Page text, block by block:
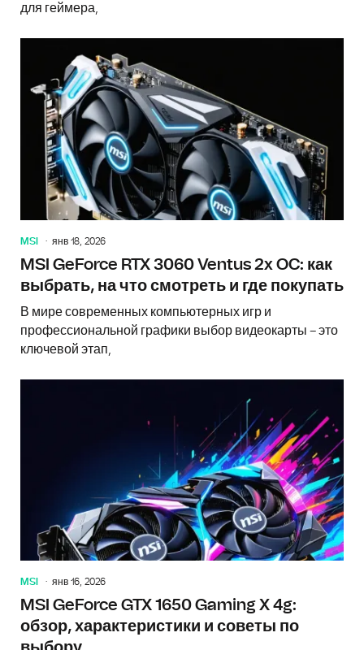
для геймера,
MSI янв 18, 2026
MSI GeForce RTX 3060 Ventus 2x OC: как
выбрать, на что смотреть и где покупать
В мире современных компьютерных игр и
профессиональной графики выбор видеокарты – это
ключевой этап,
MSI янв 16, 2026
MSI GeForce GTX 1650 Gaming X 4g:
обзор, характеристики и советы по